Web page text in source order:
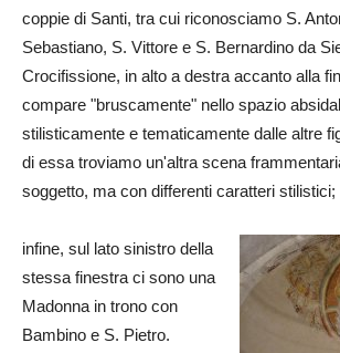
coppie di Santi, tra cui riconosciamo S.
Sebastiano, S. Vittore e S. Bernardino da
Crocifissione, in alto a destra accanto alla
compare "bruscamente" nello spazio
stilisticamente e tematicamente dalle altre
di essa troviamo un'altra scena
soggetto, ma con differenti caratteri stilistici;
infine, sul lato sinistro della
stessa finestra ci sono una
Madonna in trono con
Bambino e S. Pietro.